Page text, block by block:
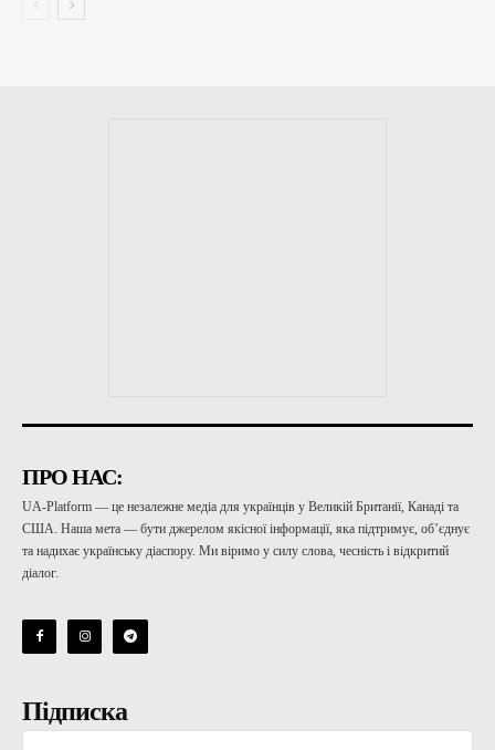
ПРО НАС:
UA-Platform — це незалежне медіа для українців у Великій Британії, Канаді та
США. Наша мета — бути джерелом якісної інформації, яка підтримує, об’єднує
та надихає українську діаспору. Ми віримо у силу слова, чесність і відкритий
діалог.
Підписка